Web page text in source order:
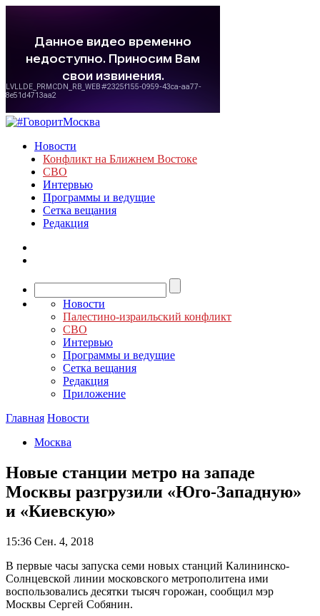
Новости
Конфликт на Ближнем Востоке
СВО
Интервью
Программы и ведущие
Сетка вещания
Редакция
Новости
Палестино-израильский конфликт
СВО
Интервью
Программы и ведущие
Сетка вещания
Редакция
Приложение
Главная Новости
Москва
Новые станции метро на западе
Москвы разгрузили «Юго-Западную»
и «Киевскую»
15:36 Сен. 4, 2018
В первые часы запуска семи новых станций Калининско-
Солнцевской линии московского метрополитена ими
воспользовались десятки тысяч горожан, сообщил мэр
Москвы Сергей Собянин.